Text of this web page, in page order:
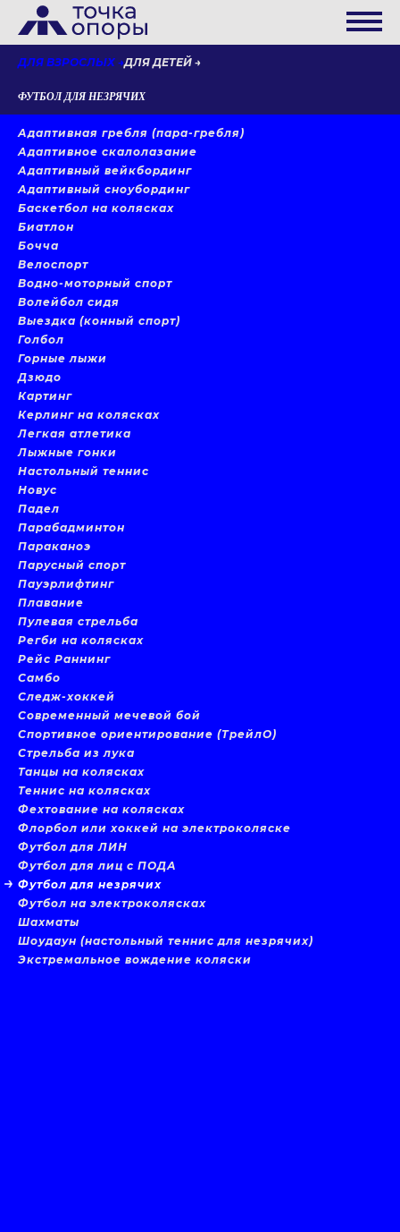
ДЛЯ ВЗРОСЛЫХ ДЛЯ ДЕТЕЙ
ФУТБОЛ ДЛЯ НЕЗРЯЧИХ
Адаптивная гребля (пара-гребля)
Адаптивное скалолазание
Адаптивный вейкбординг
Адаптивный сноубординг
Баскетбол на колясках
Биатлон
Бочча
Велоспорт
Водно-моторный спорт
Волейбол сидя
Выездка (конный спорт)
Голбол
Горные лыжи
Дзюдо
Картинг
Керлинг на колясках
Легкая атлетика
Лыжные гонки
Настольный теннис
Новус
Падел
Парабадминтон
Параканоэ
Парусный спорт
Пауэрлифтинг
Плавание
Пулевая стрельба
Регби на колясках
Рейс Раннинг
Самбо
Следж-хоккей
Современный мечевой бой
Спортивное ориентирование (ТрейлО)
Стрельба из лука
Танцы на колясках
Теннис на колясках
Фехтование на колясках
Флорбол или хоккей на электроколяске
Футбол для ЛИН
Футбол для лиц с ПОДА
Футбол для незрячих
Футбол на электроколясках
Шахматы
Шоудаун (настольный теннис для незрячих)
Экстремальное вождение коляски